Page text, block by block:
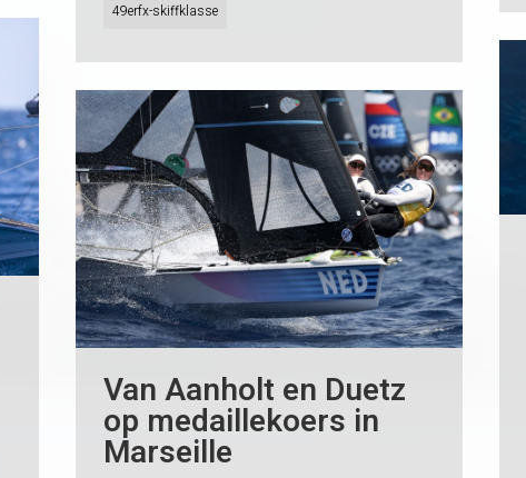
49erfx-skiffklasse
Van Aanholt en Duetz
op medaillekoers in
Marseille